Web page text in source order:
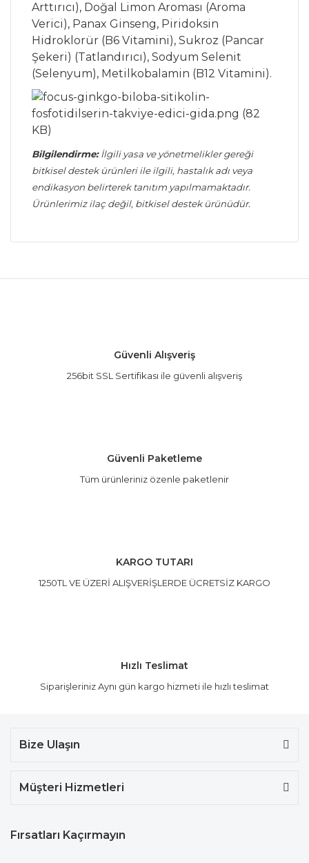
Arttırıcı), Doğal Limon Aroması (Aroma
Verici), Panax Ginseng, Piridoksin
Hidroklorür (B6 Vitamini), Sukroz (Pancar
Şekeri) (Tatlandırıcı), Sodyum Selenit
(Selenyum), Metilkobalamin (B12 Vitamini).
Bilgilendirme: İlgili yasa ve yönetmelikler gereği
bitkisel destek ürünleri ile ilgili, hastalık adı veya
endikasyon belirterek tanıtım yapılmamaktadır.
Ürünlerimiz ilaç değil, bitkisel destek ürünüdür.
ve diğer konularda yetersiz gördüğünüz noktaları
Ürün açıklamasında eksik bilgiler bulunuyor.
Ürün bilgilerinde hatalar bulunuyor.
Güvenli Alışveriş
256bit SSL Sertifikası ile güvenli alışveriş
Güvenli Paketleme
Tüm ürünleriniz özenle paketlenir
KARGO TUTARI
1250TL VE ÜZERİ ALIŞVERİŞLERDE ÜCRETSİZ KARGO
Hızlı Teslimat
Siparişleriniz Aynı gün kargo hizmeti ile hızlı teslimat
Bize Ulaşın
Müşteri Hizmetleri
Fırsatları Kaçırmayın